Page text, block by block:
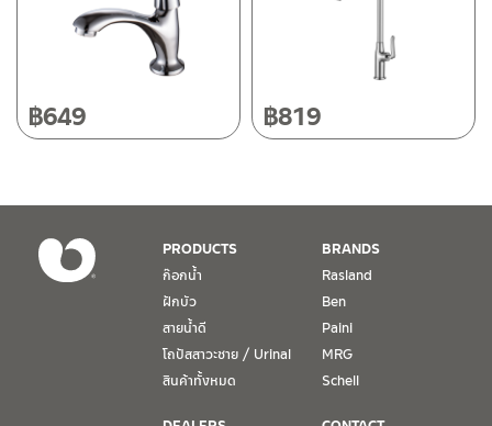
โทร: 080-075-2626
วันจันทร์ – วันศุกร์ เวลา 8:30-17:30 น.
วันเสาร์ เวลา 8:30-15:00 น.
1. การรับประกัน จะต้องมีหลักฐานการซื้อ หรือ ใบเสร็จ โดยทางบริษัทฯ
ขอตรวจสอบโดยนับวันซื้อขายเป็นสำคัญ ทางบริษัทฯ ไม่สามารถให้
เงื่อนไขการรับประกันสินค้าได้ หากไม่มีเอกสารดังกล่าว
2. การรับประกันสินค้า จะรับประกันฉพาะสินค้าที่อยู่ในสภาพการใช้งาน
ปกติ หากมีตำหนิ ชำรุด ร้าว ตกพื้น หรือสภาพภายนอกอยู่ในสภาพที่ใช้
฿649 ฿819
PRODUCTS
ก๊อกน้ำ
ฝักบัว
สายน้ำดี
โถปัสสาวะชาย / Urinal
สินค้าทั้งหมด
BRANDS
Rasland
Ben
Paini
MRG
Schell